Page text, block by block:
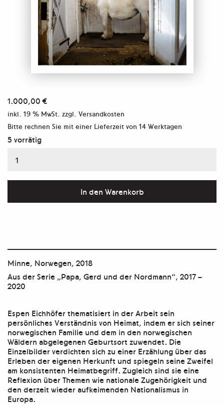
1.000,00€
inkl. 19 % MwSt. zzgl. Versandkosten
Bitte rechnen Sie mit einer Lieferzeit von 14 Werktagen
5 vorrätig
Aus
"Papa,
der
Nordmann"
Menge
In den Warenkorb
Minne, Norwegen, 2018
Aus der Serie „Papa, Gerd und der Nordmann“, 2017 –
2020
Espen Eichhöfer thematisiert in der Arbeit sein
persönliches Verständnis von Heimat, indem er sich seiner
norwegischen Familie und dem in den norwegischen
Wäldern abgelegenen Geburtsort zuwendet. Die
Einzelbilder verdichten sich zu einer Erzählung über das
Erleben der eigenen Herkunft und spiegeln seine Zweifel
am konsistenten Heimatbegriff. Zugleich sind sie eine
Reflexion über Themen wie nationale Zugehörigkeit und
den derzeit wieder aufkeimenden Nationalismus in
Europa.